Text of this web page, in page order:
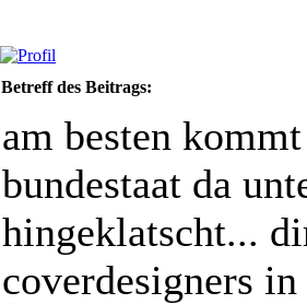
Betreff des Beitrags:
am besten
bundestaat da
hingeklatscht...
coverdesigners